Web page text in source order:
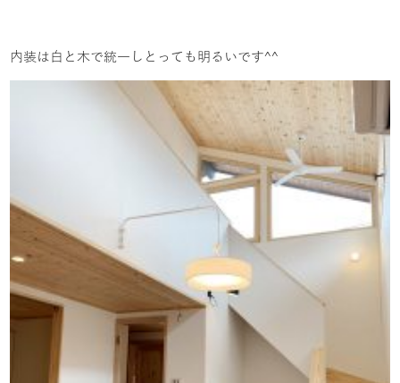
内装は白と木で統一しとっても明るいです^^